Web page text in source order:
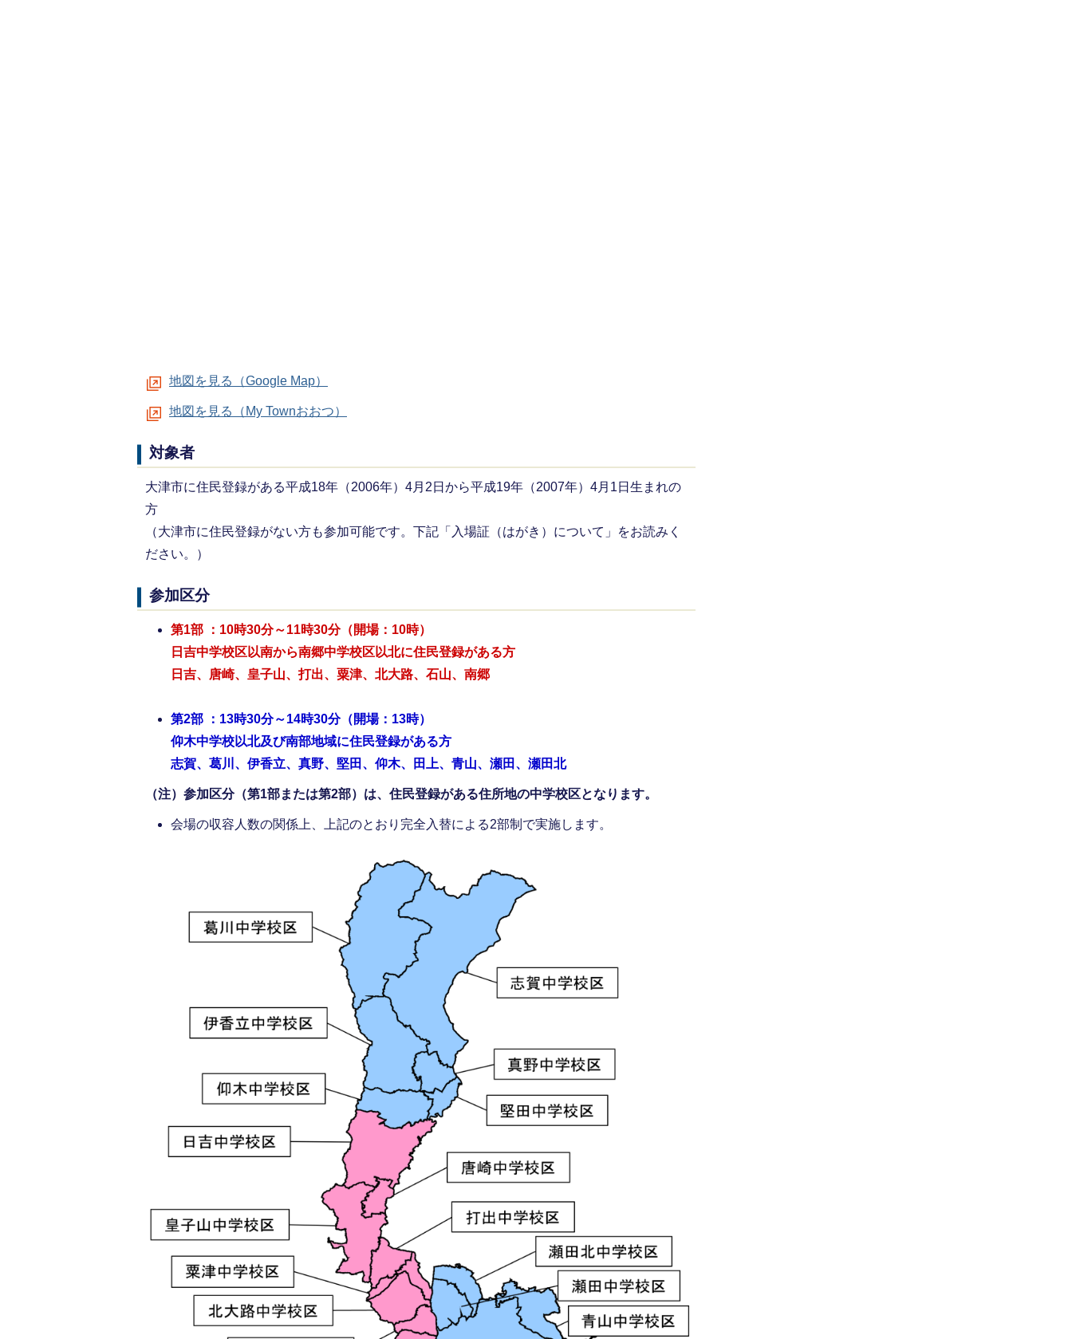
地図を見る（Google Map）
地図を見る（My Townおおつ）
対象者
大津市に住民登録がある平成18年（2006年）4月2日から平成19年（2007年）4月1日生まれの
方
（大津市に住民登録がない方も参加可能です。下記「入場証（はがき）について」をお読みく
ださい。）
参加区分
第1部 ：10時30分～11時30分（開場：10時）
日吉中学校区以南から南郷中学校区以北に住民登録がある方
日吉、唐崎、皇子山、打出、粟津、北大路、石山、南郷
第2部 ：13時30分～14時30分（開場：13時）
仰木中学校以北及び南部地域に住民登録がある方
志賀、葛川、伊香立、真野、堅田、仰木、田上、青山、瀬田、瀬田北
（注）参加区分（第1部または第2部）は、住民登録がある住所地の中学校区となります。
会場の収容人数の関係上、上記のとおり完全入替による2部制で実施します。